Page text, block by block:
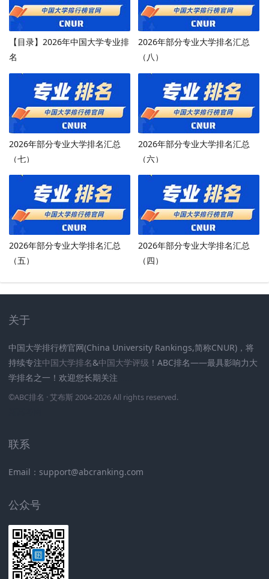
【目录】2026年中国大学专业排
名
2026年部分专业大学排名汇总
（八）
2026年部分专业大学排名汇总
（七）
2026年部分专业大学排名汇总
（六）
2026年部分专业大学排名汇总
（五）
2026年部分专业大学排名汇总
（四）
关于
中国大学排行榜官网(China University Rankings,简称CNUR)，将
持续专注中国大学排名&中国大学评级 ！ABC排名——最具影响力大
学排名之一！欢迎您长期关注
©ABC排名 · 艾布斯 2004-2026 All rights reserved.
联系
Email：support@abcranking.com
公众号